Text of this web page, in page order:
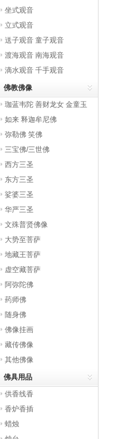
坐式观音
立式观音
送子观音 童子观音
渡海观音 南海观音
滴水观音 千手观音
佛教佛像
珈蓝韦陀 善财龙女 金童玉
女 罗汉
如来 释迦牟尼佛
弥勒佛 笑佛
三宝佛/三世佛
西方三圣
东方三圣
娑婆三圣
华严三圣
文殊普贤佛像
大势至菩萨
地藏王菩萨
虚空藏菩萨
阿弥陀佛
药师佛
随身佛
佛像挂画
藏传佛像
其他佛像
佛具用品
供香线香
香炉香插
蜡烛